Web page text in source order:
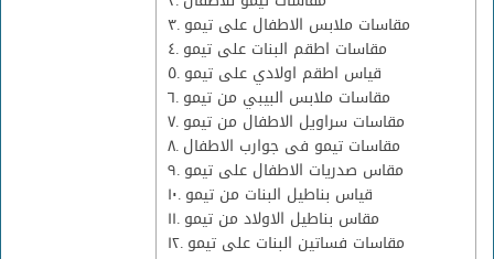
مقاسات ملابس الاطفال على تيمو
مقاسات اطقم البنات على تيمو
قياس اطقم اولادي على تيمو
مقاسات ملابس البيبي من تيمو
مقاسات سراويل الاطفال من تيمو
مقاسات تيمو فى جوارب الاطفال
مقاس صدريات الاطفال على تيمو
قياس بناطيل البنات من تيمو
مقاس بناطيل الاولاد من تيمو
مقاسات فساتين البنات على تيمو